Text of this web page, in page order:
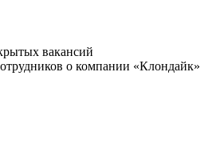
вакансий
о компании «Клондайк»